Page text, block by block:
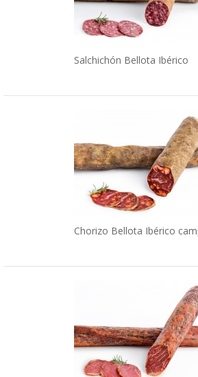
Salchichón Bellota Ibérico
Chorizo Bellota Ibérico